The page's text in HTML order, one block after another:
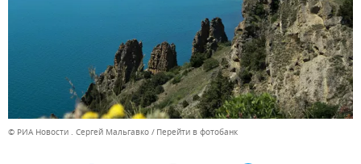
© РИА Новости . Сергей Мальгавко Перейти в фотобанк